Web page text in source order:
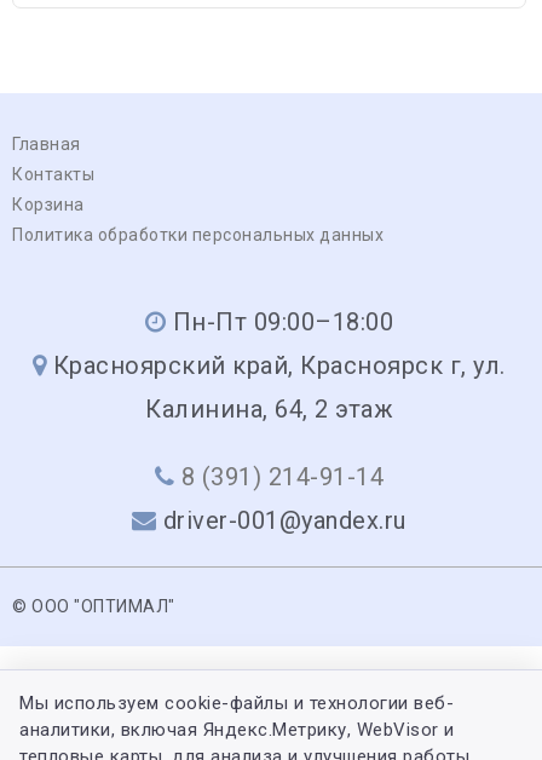
Главная
Контакты
Корзина
Политика обработки персональных данных
Пн-Пт 09:00–18:00
Красноярский край, Красноярск г, ул.
Калинина, 64, 2 этаж
8 (391) 214-91-14
driver-001@yandex.ru
© ООО "ОПТИМАЛ"
Мы используем cookie-файлы и технологии веб-
аналитики, включая Яндекс.Метрику, WebVisor и